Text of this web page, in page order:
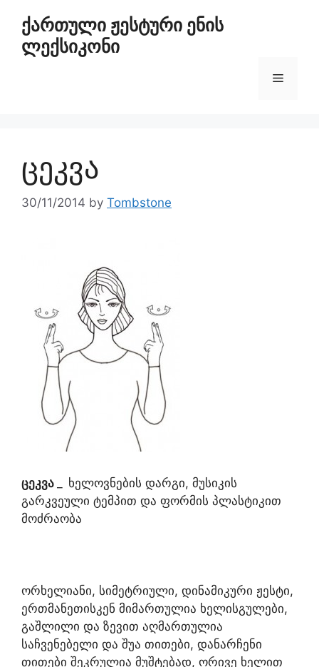
ქართული ჟესტური ენის
ლექსიკონი
ცეკვა
30/11/2014 by Tombstone
ცეკვა
ხელოვნების დარგი, მუსიკის
გარკვეული ტემპით და ფორმის პლასტიკით
მოძრაობა
ორხელიანი, სიმეტრიული, დინამიკური ჟესტი,
ერთმანეთისკენ მიმართულია ხელისგულები,
გაშლილი და ზევით აღმართულია
საჩვენებელი და შუა თითები, დანარჩენი
თითები შეკრულია მუშტებად, ორივე ხელით